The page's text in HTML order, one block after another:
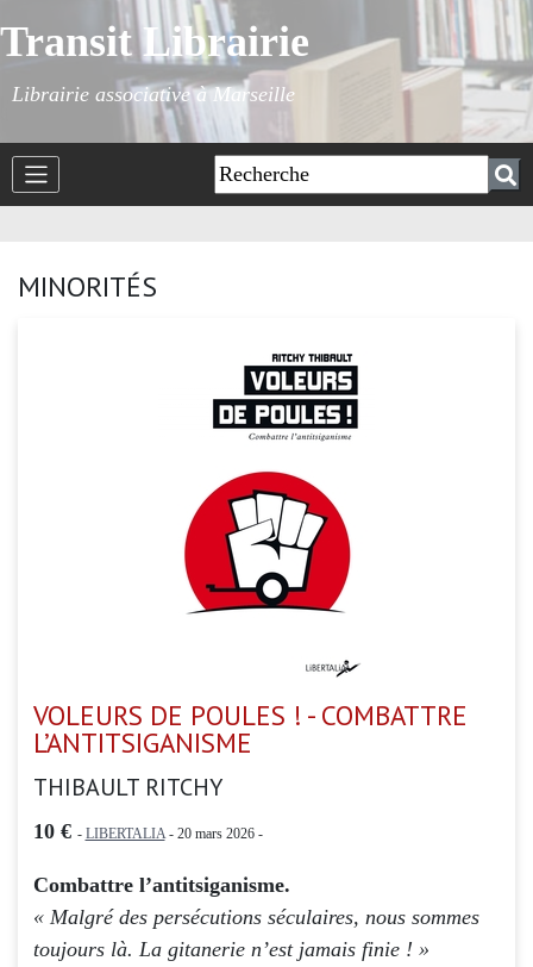
Transit Librairie
Librairie associative à Marseille
MINORITÉS
VOLEURS DE POULES ! - COMBATTRE
L’ANTITSIGANISME
THIBAULT RITCHY
10 € - LIBERTALIA- 20 mars 2026 -
Combattre l’antitsiganisme.
« Malgré des persécutions séculaires, nous sommes
toujours là. La gitanerie n’est jamais finie ! »